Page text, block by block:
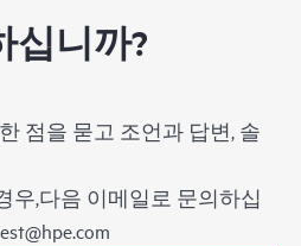
십니까?
점을 묻고 조언과 답변, 솔
우,다음 이메일로 문의하십